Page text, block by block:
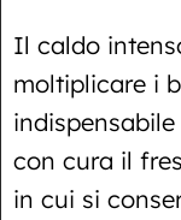
Il caldo
moltiplicare i
con cura il
in cui si